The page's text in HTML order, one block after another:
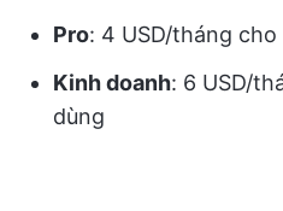
Pro: 4 USD/tháng
Kinh doanh: 6 USD/
dùng